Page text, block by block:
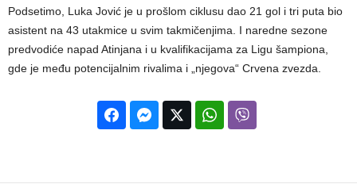
Podsetimo, Luka Jović je u prošlom ciklusu dao 21 gol i tri puta bio
asistent na 43 utakmice u svim takmičenjima. I naredne sezone
predvodiće napad Atinjana i u kvalifikacijama za Ligu šampiona,
gde je među potencijalnim rivalima i „njegova“ Crvena zvezda.